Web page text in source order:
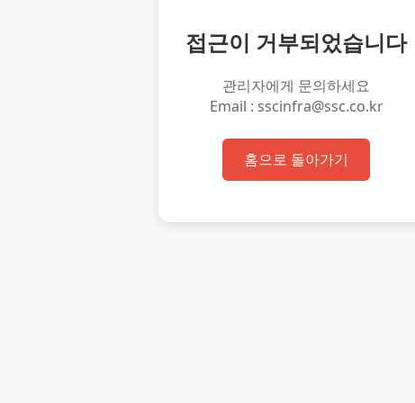
접근이 거부되었습니다
관리자에게 문의하세요
Email : sscinfra@ssc.co.kr
홈으로 돌아가기